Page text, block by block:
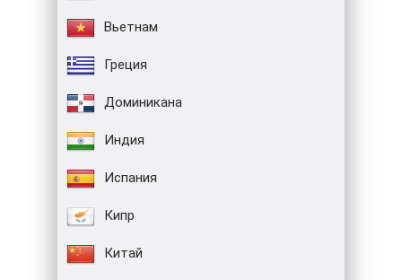
Вьетнам
Греция
Доминикана
Индия
Испания
Кипр
Китай